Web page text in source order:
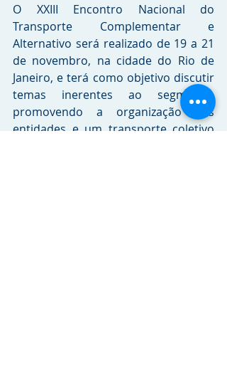
O XXIII Encontro Nacional do
Transporte Complementar e
Alternativo será realizado de 19 a 21
de novembro, na cidade do Rio de
Janeiro, e terá como objetivo discutir
temas inerentes ao segmento,
promovendo a organização das
entidades e um transporte coletivo